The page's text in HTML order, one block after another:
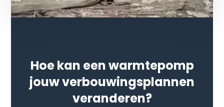
Hoe kan een warmtepomp
jouw verbouwingsplannen
veranderen?